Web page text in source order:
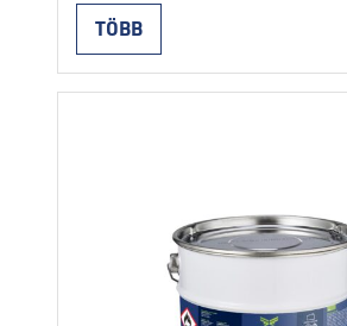
felhasználás a felület nedvszívó
képességétől függ, és 0,20–0,50
között változik. A száradási idő a
rétegvastagságtól és az
Izothene öntapadó membránok
Continued
TÖBB